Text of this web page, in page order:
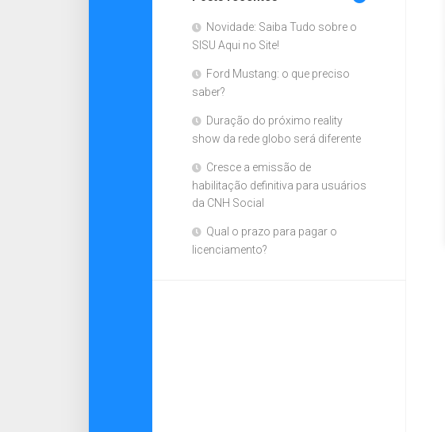
Novidade: Saiba Tudo sobre o
SISU Aqui no Site!
Ford Mustang: o que preciso
saber?
Duração do próximo reality
show da rede globo será diferente
Cresce a emissão de
habilitação definitiva para usuários
da CNH Social
Qual o prazo para pagar o
licenciamento?